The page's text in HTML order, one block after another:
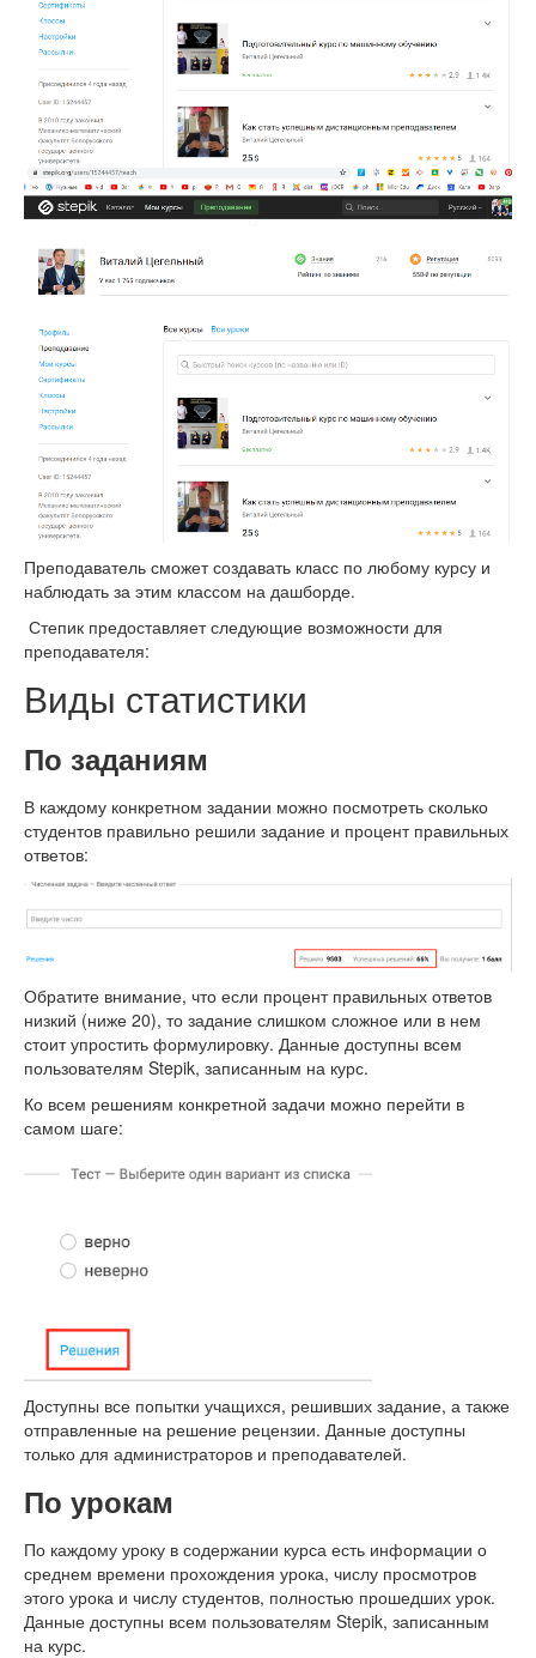
Преподаватель сможет создавать класс по любому курсу и
наблюдать за этим классом на дашборде.
Степик предоставляет следующие возможности для
преподавателя:
Виды статистики
По заданиям
В каждому конкретном задании можно посмотреть сколько
студентов правильно решили задание и процент правильных
ответов:
Обратите внимание, что если процент правильных ответов
низкий (ниже 20), то задание слишком сложное или в нем
стоит упростить формулировку. Данные доступны всем
пользователям Stepik, записанным на курс.
Ко всем решениям конкретной задачи можно перейти в
самом шаге:
Доступны все попытки учащихся, решивших задание, а также
отправленные на решение рецензии. Данные доступны
только для администраторов и преподавателей.
По урокам
По каждому уроку в содержании курса есть информации о
среднем времени прохождения урока, числу просмотров
этого урока и числу студентов, полностью прошедших урок.
Данные доступны всем пользователям Stepik, записанным
на курс.